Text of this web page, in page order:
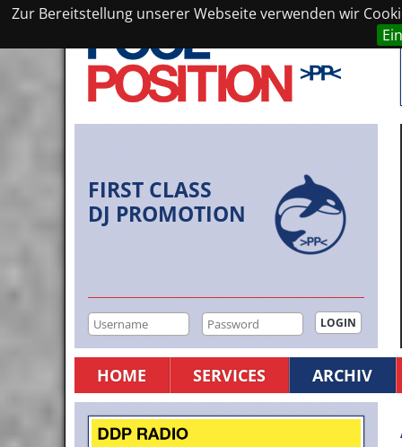
Zur Bereitstellung unserer Webseite verwenden wir
FIRST CLASS
DJ PROMOTION
HOME SERVICES ARCHIV